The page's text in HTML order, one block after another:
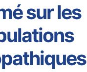
sur les